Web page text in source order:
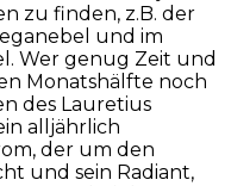
zu finden, z.B. der
und im
Wer genug Zeit und
Monatshälfte noch
des Lauretius
alljährlich
der um den
und sein Radiant,